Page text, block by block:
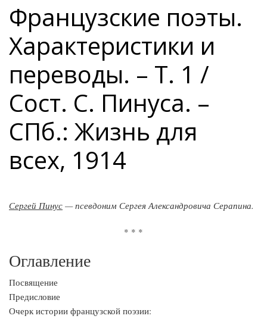
Французские поэты.
Характеристики и
переводы. – Т. 1 /
Сост. С. Пинуса. –
СПб.: Жизнь для
всех, 1914
Сергей Пинус — псевдоним Сергея Александровича Серапина.
* * *
Оглавление
Посвящение
Предисловие
Очерк истории французской поэзии: